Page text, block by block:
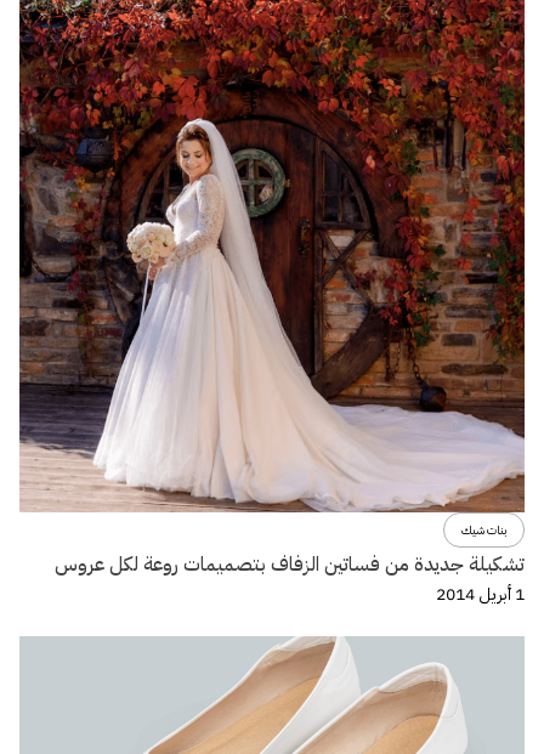
بنات شيك
تشكيلة جديدة من فساتين الزفاف بتصميمات روعة لكل عروس
1 أبريل 2014